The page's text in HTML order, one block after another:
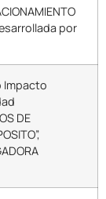
por
Impacto
DE